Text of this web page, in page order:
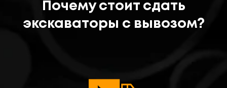
Почему стоит сдать
экскаваторы с вывозом?